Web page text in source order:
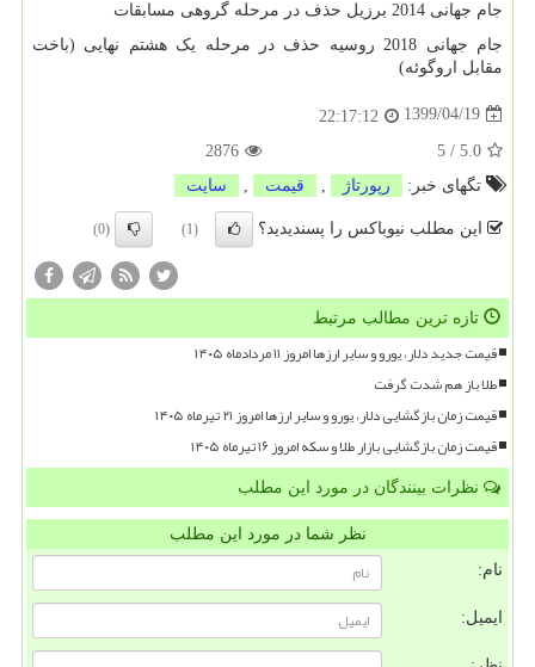
جام جهانی 2014 برزیل حذف در مرحله گروهی مسابقات
جام جهانی 2018 روسیه حذف در مرحله یک هشتم نهایی (باخت
مقابل اروگوئه)
1399/04/19
22:17:12
5.0
/
5
2876
تگهای خبر:
رپورتاژ قیمت سایت
این مطلب نیوباکس را پسندیدید؟ (1)
(0)
تازه ترین مطالب مرتبط
قیمت جدید دلار، یورو و سایر ارزها امروز ۱۱ مردادماه ۱۴۰۵
طلا باز هم شدت گرفت
قیمت زمان بازگشایی دلار، یورو و سایر ارزها امروز ۲۱ تیرماه ۱۴۰۵
قیمت زمان بازگشایی بازار طلا و سکه امروز ۱۶ تیرماه ۱۴۰۵
نظرات بینندگان در مورد این مطلب
نظر شما در مورد این مطلب
نام:
ایمیل: